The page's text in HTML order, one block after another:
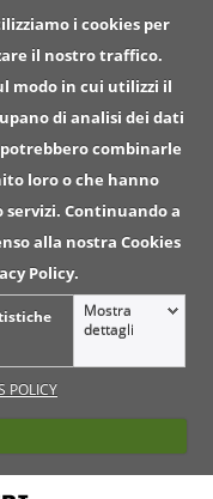
i cookies per
il nostro traffico.
modo in cui utilizzi il
di analisi dei dati
combinarle
loro o che hanno
Continuando a
alla nostra Cookies
Policy.
Mostra
dettagli
POLICY
ll numero :